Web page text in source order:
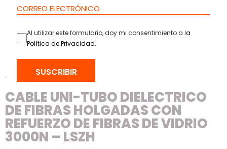
INICIO>PRODUCTOS>FIBRA ÓPTICA
DIELÉCTRICO DE FIBRAS HOLGADAS CON REFUERZO DE FIBRAS DE
VIDRIO 3000N – LSZH
CABLE UNI-TUBO DIELÉCTRICO
DE FIBRAS HOLGADAS CON
REFUERZO DE FIBRAS DE VIDRIO
3000N – LSZH
Al utilizar este formulario, doy mi consentimiento a la
Política de Privacidad.
SUSCRIBIR